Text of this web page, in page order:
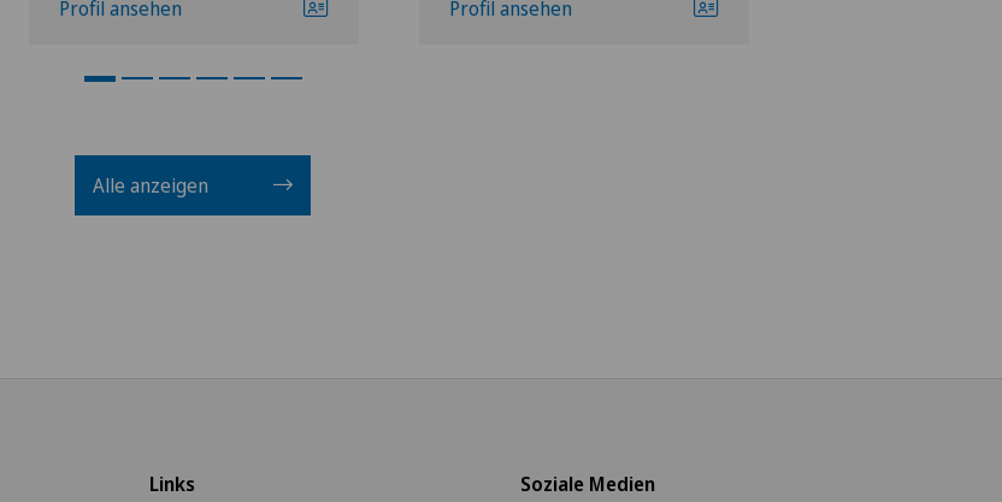
Profil ansehen Profil ansehen
Alle anzeigen
Soziale Medien
Links